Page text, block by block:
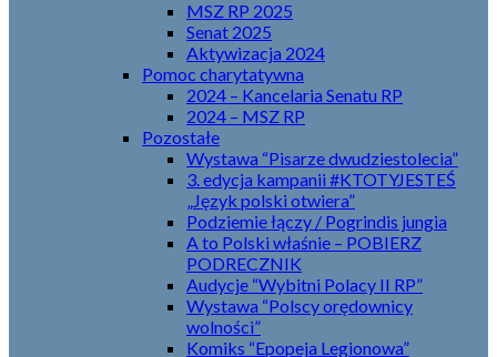
MSZ RP 2025
Senat 2025
Aktywizacja 2024
Pomoc charytatywna
2024 – Kancelaria Senatu RP
2024 – MSZ RP
Pozostałe
Wystawa “Pisarze dwudziestolecia”
3. edycja kampanii #KTOTYJESTEŚ
„Język polski otwiera”
Podziemie łączy / Pogrindis jungia
A to Polski właśnie – POBIERZ
PODRECZNIK
Audycje “Wybitni Polacy II RP”
Wystawa “Polscy orędownicy
wolności”
Komiks “Epopeja Legionowa”